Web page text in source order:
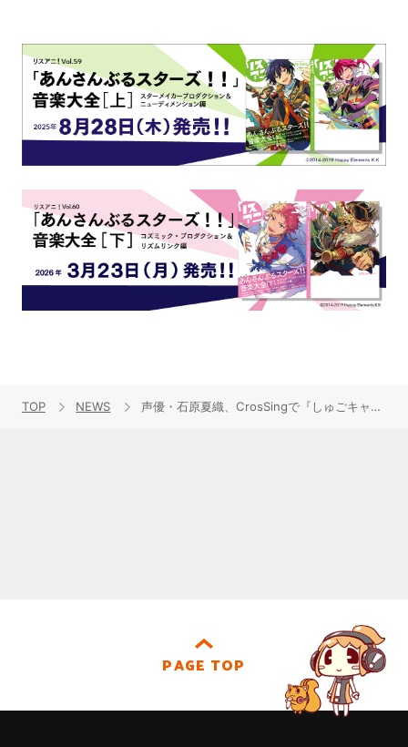
TOP NEWS 声優・石原夏織、CrosSingで『しゅごキャラ！』主題歌「ホントのじぶん」をカバー！
PAGE TOP